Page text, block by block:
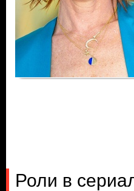
Роли в